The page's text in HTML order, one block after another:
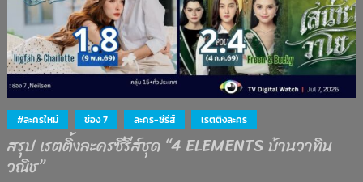
#ละครใหม่ ช่อง 7 ละคร-ซีรีส์ เรตติงละคร
สรุป เรตติ้งละครซีรีส์ชุด “4 ELEMENTS บ้านวาทิน
วณิช”